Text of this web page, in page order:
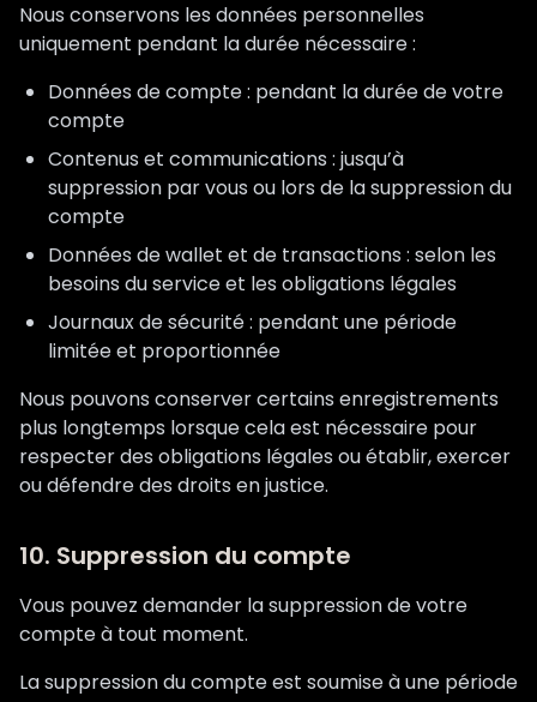
Nous conservons les données personnelles
uniquement pendant la durée nécessaire :
Données de compte : pendant la durée de votre
compte
Contenus et communications : jusqu’à
suppression par vous ou lors de la suppression du
compte
Données de wallet et de transactions : selon les
besoins du service et les obligations légales
Journaux de sécurité : pendant une période
limitée et proportionnée
Nous pouvons conserver certains enregistrements
plus longtemps lorsque cela est nécessaire pour
respecter des obligations légales ou établir, exercer
ou défendre des droits en justice.
10. Suppression du compte
Vous pouvez demander la suppression de votre
compte à tout moment.
La suppression du compte est soumise à une période